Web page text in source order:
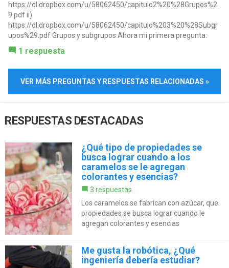
https://dl.dropbox.com/u/58062450/capitulo2%20%28Grupos%2
9.pdf ii)
https://dl.dropbox.com/u/58062450/capitulo%203%20%28Subgr
upos%29.pdf Grupos y subgrupos Ahora mi primera pregunta:
1 respuesta
VER MÁS PREGUNTAS Y RESPUESTAS RELACIONADAS »
RESPUESTAS DESTACADAS
¿Qué tipo de propiedades se
busca lograr cuando a los
caramelos se le agregan
colorantes y esencias?
3 respuestas
Los caramelos se fabrican con azúcar, que
propiedades se busca lograr cuando le
agregan colorantes y esencias
Me gusta la robótica, ¿Qué
ingeniería debería estudiar?